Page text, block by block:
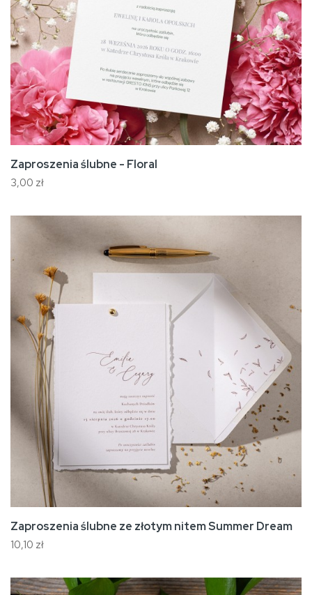
Zaproszenia ślubne - Floral
3,00 zł
Zaproszenia ślubne ze złotym nitem Summer Dream
10,10 zł